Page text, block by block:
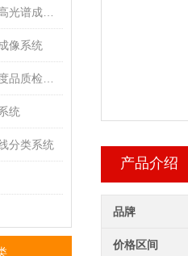
像系统
统
分类系统
产品介绍
品牌
价格区间